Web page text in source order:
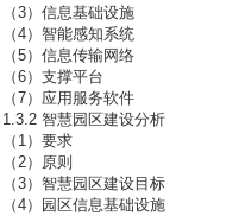
（3）信息基础设施
（4）智能感知系统
（5）信息传输网络
（6）支撑平台
（7）应用服务软件
1.3.2 智慧园区建设分析
（1）要求
（2）原则
（3）智慧园区建设目标
（4）园区信息基础设施